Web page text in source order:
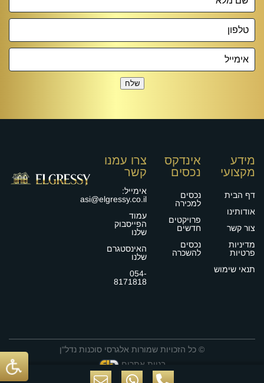
נכס?נשמח לעמוד לשירותך!
שלח
מידע
מקצועי
דף הבית
אודותינו
צור קשר
מדיניות
פרטיות
תנאי שימוש
אינדקס
נכסים
נכסים
למכירה
פרויקטים
חדשים
נכסים
להשכרה
צרו עמנו
קשר
אימייל:
asi@elgressy.co.il
עמוד
הפייסבוק
שלנו
האינסטגרם
שלנו
054-
8171818
© כל הזכויות שמורות אלגרסי סוכנות נדל"ן
בניית אתרים